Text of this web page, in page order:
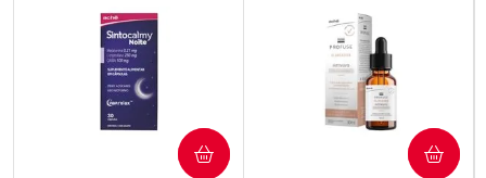
COMPRAR COMPRAR